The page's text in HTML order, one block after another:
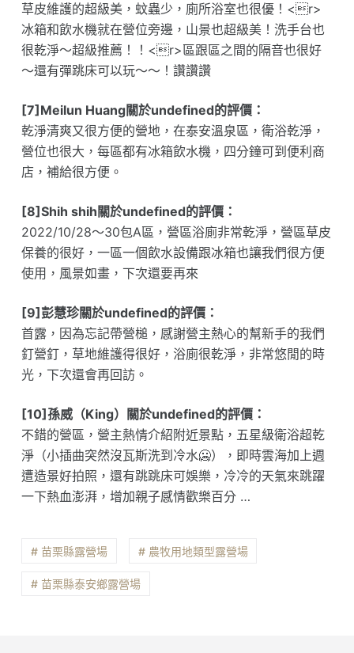
草皮維護的超級美，蚊蟲少，廁所浴室也很優！<r>
冰箱和飲水機就在營位旁邊，山景也超級美！洗手台也
很乾淨～超級推薦！！<r>區跟區之間的隔音也很好
～還有彈跳床可以玩～～！讚讚讚
[7]Meilun Huang關於undefined的評價：
乾淨清爽又很方便的營地，在泰安溫泉區，衛浴乾淨，
營位也很大，每區都有冰箱飲水機，四分鐘可到便利商
店，補給很方便。
[8]Shih shih關於undefined的評價：
2022/10/28～30包A區，營區浴廁非常乾淨，營區草皮
保養的很好，一區一個飲水設備跟冰箱也讓我們很方便
使用，風景如畫，下次還要再來
[9]彭慧珍關於undefined的評價：
首露，因為忘記帶營槌，感謝營主熱心的幫新手的我們
釘營釘，草地維護得很好，浴廁很乾淨，非常悠閒的時
光，下次還會再回訪。
[10]孫威（King）關於undefined的評價：
不錯的營區，營主熱情介紹附近景點，五星級衛浴超乾
淨（小插曲突然沒瓦斯洗到冷水🥶），即時雲海加上週
遭造景好拍照，還有跳跳床可娛樂，冷冷的天氣來跳躍
一下熱血澎湃，增加親子感情歡樂百分 …
# 苗栗縣露營場 # 農牧用地類型露營場
# 苗栗縣泰安鄉露營場